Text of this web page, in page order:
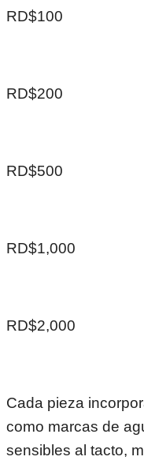
RD$100
RD$200
RD$500
RD$1,000
RD$2,000
Cada pieza
como marcas de
sensibles al tacto,